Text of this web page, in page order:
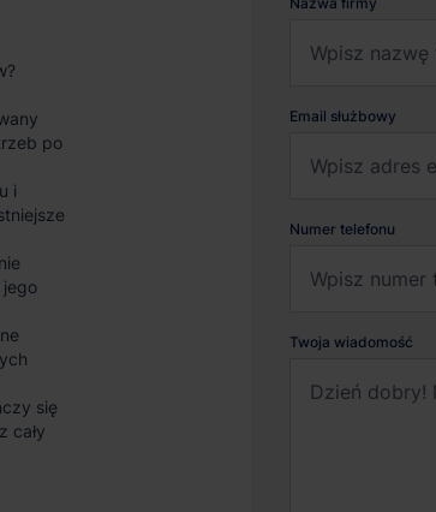
po
i
się
cały
Email służbowy
Numer telefonu
Twoja wiadomość